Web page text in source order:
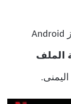
” على جهاز Android
الملف